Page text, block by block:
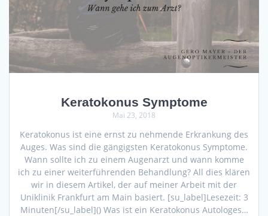
Keratokonus Symptome
Mai 23, 2018
Keratokonus ist eine ernst zu nehmende Erkrankung des
Auges. Was sind die gängigsten Keratokonus Symptome.
Wann sollte ich zu einem Augenarzt und wann komme
ich zu einer weiterführenden Behandlung? All dies klären
wir in diesem Artikel, der auf meiner Arbeit mit der
Uniklinik Frankfurt am Main basiert. [su_label]Lesezeit: 3
Minuten[/su_label]() Was ist ein Keratokonus Autologes…